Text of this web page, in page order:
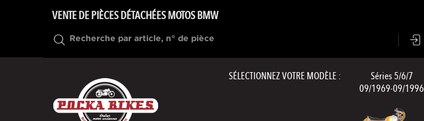
VENTE DE PIÈCES DÉTACHÉES MOTOS BMW
SÉLECTIONNEZ VOTRE MODÈLE :
Séries 5/6/7
09/1969-09/1996